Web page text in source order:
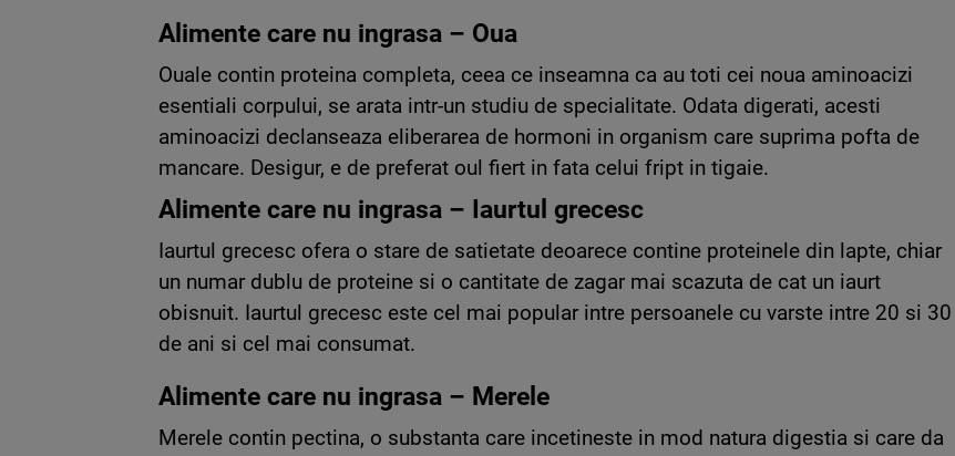
Alimente care nu ingrasa – Oua
Ouale contin proteina completa, ceea ce inseamna ca au toti cei noua aminoacizi
esentiali corpului, se arata intr-un studiu de specialitate. Odata digerati, acesti
aminoacizi declanseaza eliberarea de hormoni in organism care suprima pofta de
mancare. Desigur, e de preferat oul fiert in fata celui fript in tigaie.
Alimente care nu ingrasa – Iaurtul grecesc
Iaurtul grecesc ofera o stare de satietate deoarece contine proteinele din lapte, chiar
un numar dublu de proteine si o cantitate de zagar mai scazuta de cat un iaurt
obisnuit. Iaurtul grecesc este cel mai popular intre persoanele cu varste intre 20 si 30
de ani si cel mai consumat.
Alimente care nu ingrasa – Merele
Merele contin pectina, o substanta care incetineste in mod natura digestia si care da